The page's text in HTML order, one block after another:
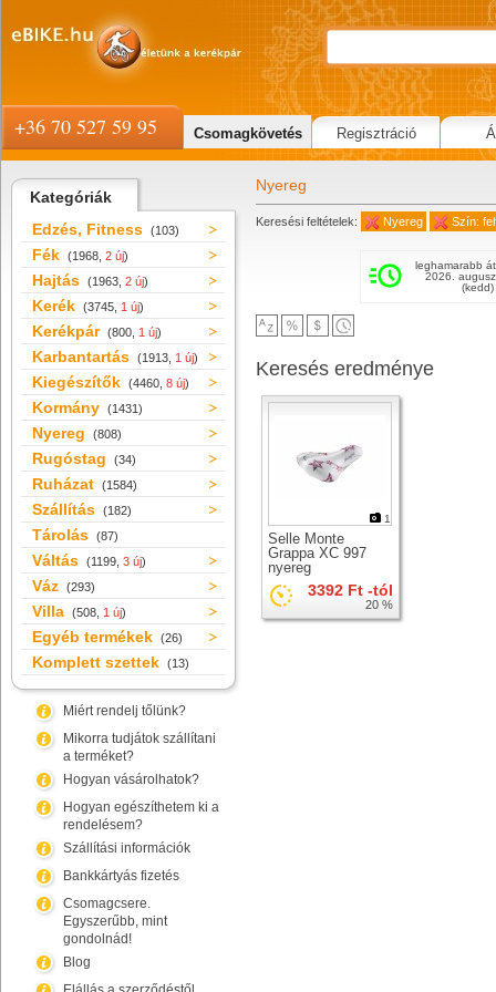
Kategóriák
Edzés, Fitness (103)
Fék (1968, 2 új)
Hajtás (1963, 2 új)
Kerék (3745, 1 új)
Kerékpár (800, 1 új)
Karbantartás (1913, 1 új)
Kiegészítők (4460, 8 új)
Kormány (1431)
Nyereg (808)
Rugóstag (34)
Ruházat (1584)
Szállítás (182)
Tárolás (87)
Váltás (1199, 3 új)
Váz (293)
Villa (508, 1 új)
Egyéb termékek (26)
Komplett szettek (13)
Miért rendelj tőlünk?
Mikorra tudjátok szállítani
a terméket?
Hogyan vásárolhatok?
Hogyan egészíthetem ki a
rendelésem?
Szállítási információk
Bankkártyás fizetés
Csomagcsere.
Egyszerűbb, mint
gondolnád!
Blog
Nyereg
Keresési feltételek: Nyereg Szín:
leghamarabb
2026.
(kedd)
Keresés eredménye
1
Selle Monte
Grappa XC 997
nyereg
3392 Ft -tól
20 %
+36 70 527 59 95 Csomagkövetés Regisztráció